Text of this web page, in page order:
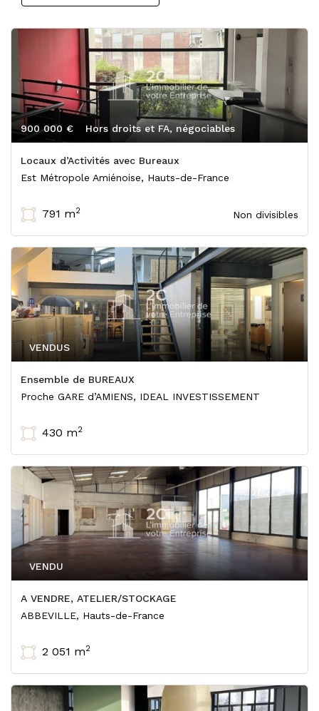
Locaux d’Activités avec Bureaux
Non divisibles
900 000 € Hors droits et FA, négociables
Est Métropole Amiénoise, Hauts-de-France
791 m2
Ensemble de BUREAUX
VENDUS
Proche GARE d’AMIENS, IDEAL INVESTISSEMENT
430 m2
A VENDRE, ATELIER/STOCKAGE
VENDU
ABBEVILLE, Hauts-de-France
2 051 m2